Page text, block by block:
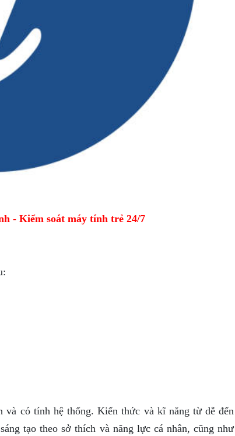
- Kiểm soát máy tính trẻ 24/7
và có tính hệ thống. Kiến thức và kĩ năng từ dễ đến
tạo theo sở thích và năng lực cá nhân, cũng như